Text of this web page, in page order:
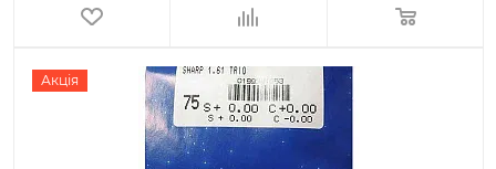
Акція